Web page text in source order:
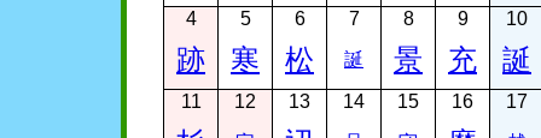
4
跡
5
寒
6
松
7
誕
8
景
9
充
10
誕
11
12
13
14
15
16
17